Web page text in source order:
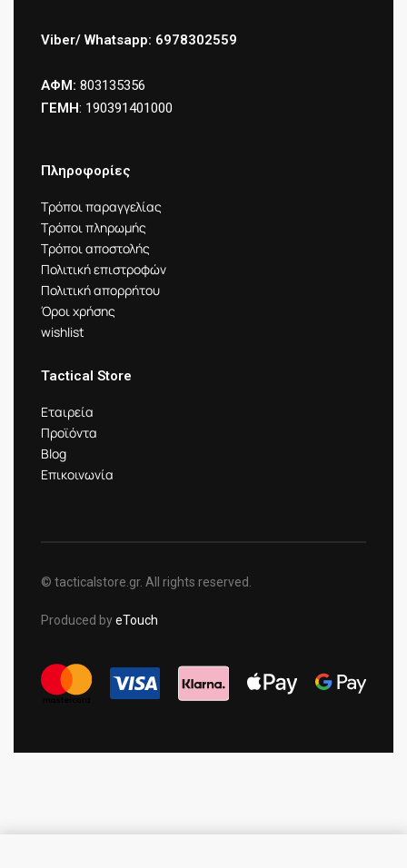
Viber/ Whatsapp: 6978302559
ΑΦΜ: 803135356
ΓΕΜΗ: 190391401000
Πληροφορίες
Τρόποι παραγγελίας
Τρόποι πληρωμής
Τρόποι αποστολής
Πολιτική επιστροφών
Πολιτική απορρήτου
Όροι χρήσης
wishlist
Tactical Store
Εταιρεία
Προϊόντα
Blog
Επικοινωνία
© tacticalstore.gr. All rights reserved.
Produced byeTouch